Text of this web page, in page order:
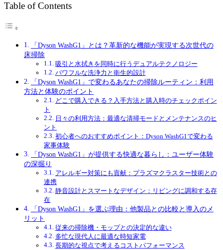
Table of Contents
「Dyson WashG1」とは？革新的な機能が実現する次世代の
床掃除
吸引と水拭きを同時に行うデュアルテクノロジー
パワフルな洗浄力と衛生的設計
「Dyson WashG1」で変わるあなたの掃除ルーティン：利用
方法と体験のポイント
どこで購入できる？入手方法と購入時のチェックポイン
ト
日々の利用方法：最適な清掃モードとメンテナンスのヒ
ント
初心者へのおすすめポイント：Dyson WashG1で変わる
家事体験
「Dyson WashG1」が提供する快適な暮らし：ユーザー体験
の深掘り
アレルギー対策にも貢献：プラズマクラスター技術との
連携
静音設計とスマートなデザイン：リビングに調和する存
在
「Dyson WashG1」を選ぶ理由：他製品との比較と導入のメ
リット
従来の掃除機・モップとの決定的な違い
多忙な現代人に最適な時短家電
長期的な視点で考えるコストパフォーマンス